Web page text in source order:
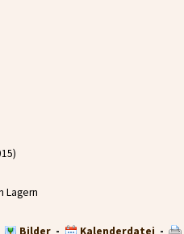
Lagern
Bilder- Kalenderdatei -